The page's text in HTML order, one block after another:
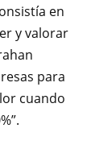
en
y valorar
para
cuando